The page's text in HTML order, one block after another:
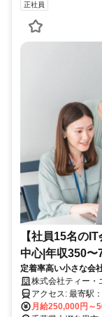
正社員
【社員15名の
中心|年収350〜
定着率高い小さな会
す！！
株式会社ティー・
アクセス:
月給250,000円～